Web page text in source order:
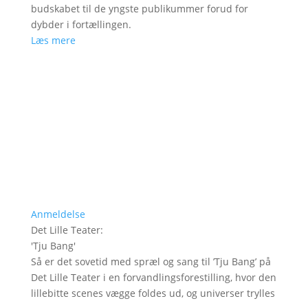
budskabet til de yngste publikummer forud for
dybder i fortællingen.
Læs mere
Anmeldelse
Det Lille Teater:
'Tju Bang'
Så er det sovetid med spræl og sang til ’Tju Bang’ på
Det Lille Teater i en forvandlingsforestilling, hvor den
lillebitte scenes vægge foldes ud, og universer trylles